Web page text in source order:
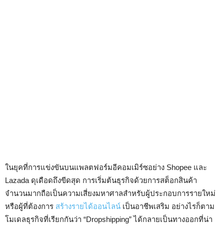
ในยุคที่การแข่งขันบนแพลตฟอร์มอีคอมเมิร์ซอย่าง Shopee และ
Lazada ดุเดือดถึงขีดสุด การเริ่มต้นธุรกิจด้วยการสต็อกสินค้า
จำนวนมากถือเป็นความเสี่ยงมหาศาลสำหรับผู้ประกอบการรายใหม่
หรือผู้ที่ต้องการ สร้างรายได้ออนไลน์ เป็นอาชีพเสริม อย่างไรก็ตาม
โมเดลธุรกิจที่เรียกกันว่า “Dropshipping” ได้กลายเป็นทางออกที่น่า